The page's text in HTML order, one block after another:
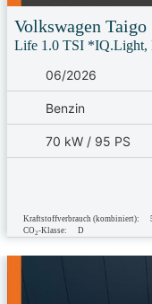
Volkswagen Taigo
Life 1.0 TSI *IQ.Light,
06/2026
Benzin
70 kW / 95 PS
Kraftstoffverbrauch (kombiniert):
CO2-Klasse: D